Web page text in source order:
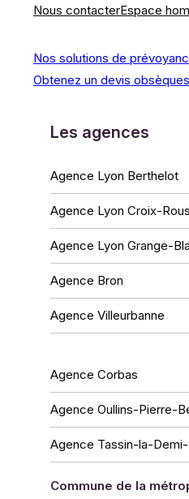
Nous contacterEspace
Nos solutions de
Obtenez un devis
Les agences
Agence Lyon Berthelot
Agence Lyon Croix-
Agence Lyon Grange-
Agence Bron
Agence Villeurbanne
Agence Corbas
Agence Oullins-Pierre-
Agence Tassin-la-
Commune de la